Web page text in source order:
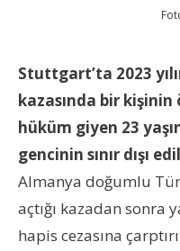
Stuttgart’ta 2023
kazasında bir
hüküm giyen 23
gencinin sınır dışı
Almanya doğumlu
açtığı kazadan sonra
hapis cezasına